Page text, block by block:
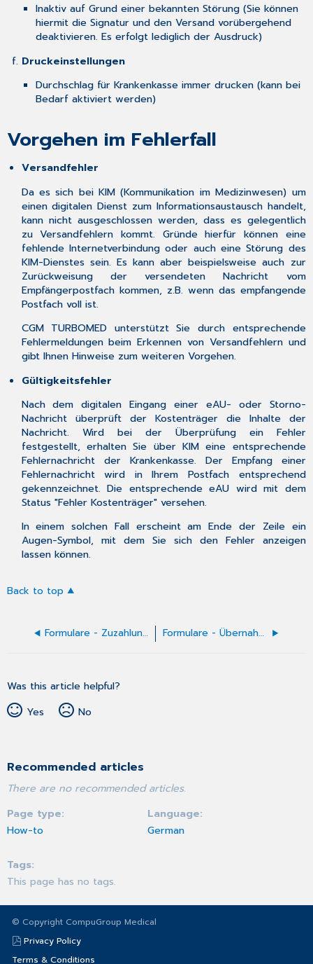
Inaktiv auf Grund einer bekannten Störung (Sie können
hiermit die Signatur und den Versand vorübergehend
deaktivieren. Es erfolgt lediglich der Ausdruck)
Druckeinstellungen
Durchschlag für Krankenkasse immer drucken (kann bei
Bedarf aktiviert werden)
Vorgehen im Fehlerfall
Versandfehler
Da es sich bei KIM (Kommunikation im Medizinwesen) um
einen digitalen Dienst zum Informationsaustausch handelt,
kann nicht ausgeschlossen werden, dass es gelegentlich
zu Versandfehlern kommt. Gründe hierfür können eine
fehlende Internetverbindung oder auch eine Störung des
KIM-Dienstes sein. Es kann aber beispielsweise auch zur
Zurückweisung der versendeten Nachricht vom
Empfängerpostfach kommen, z.B. wenn das empfangende
Postfach voll ist.
CGM TURBOMED unterstützt Sie durch entsprechende
Fehlermeldungen beim Erkennen von Versandfehlern und
gibt Ihnen Hinweise zum weiteren Vorgehen.
Gültigkeitsfehler
Nach dem digitalen Eingang einer eAU- oder Storno-
Nachricht überprüft der Kostenträger die Inhalte der
Nachricht. Wird bei der Überprüfung ein Fehler
festgestellt, erhalten Sie über KIM eine entsprechende
Fehlernachricht der Krankenkasse. Der Empfang einer
Fehlernachricht wird in Ihrem Postfach entsprechend
gekennzeichnet. Die entsprechende eAU wird mit dem
Status "Fehler Kostenträger" versehen.
In einem solchen Fall erscheint am Ende der Zeile ein
Augen-Symbol, mit dem Sie sich den Fehler anzeigen
lassen können.
Back to top
Formulare - Zuzahlungsfreie Arzneimittel Formulare - Übernahme der Messwerte
Was this article helpful?
Yes
No
Recommended articles
There are no recommended articles.
Page type
How-to
Language
German
Tags
This page has no tags.
© Copyright CompuGroup Medical
Privacy Policy
Terms & Conditions